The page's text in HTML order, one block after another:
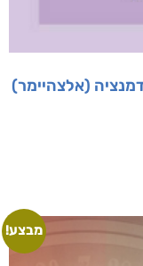
(אלצהיימר)
מבצע!